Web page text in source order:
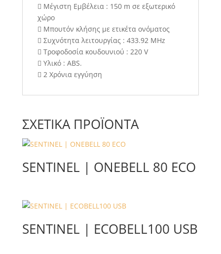
 Μέγιστη Εμβέλεια : 150 m σε εξωτερικό
χώρο
 Μπουτόν κλήσης με ετικέτα ονόματος
 Συχνότητα λειτουργίας : 433.92 MHz
 Τροφοδοσία κουδουνιού : 220 V
 Υλικό : ABS.
 2 Χρόνια εγγύηση
ΣΧΕΤΙΚΆ ΠΡΟΪΌΝΤΑ
SENTINEL | ONEBELL 80 ECO
SENTINEL | ECOBELL100 USB